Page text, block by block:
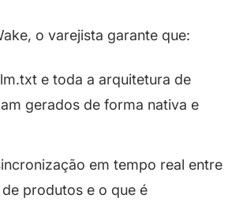
o varejista garante que:
e toda a arquitetura de
gerados de forma nativa e
em tempo real entre
produtos e o que é